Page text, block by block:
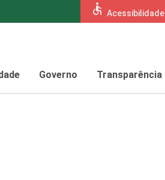
accessible Acessibilidade
Governo Transparência